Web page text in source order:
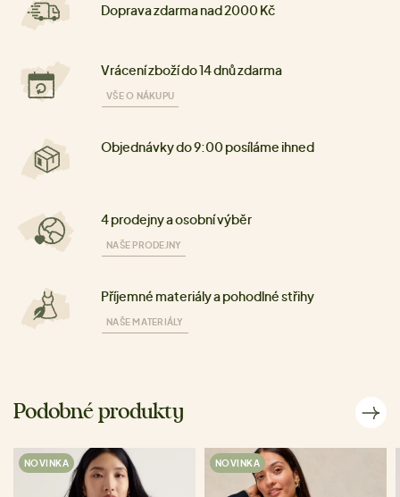
Doprava zdarma nad 2000 Kč
Vrácení zboží do 14 dnů zdarma
VŠE O NÁKUPU
Objednávky do 9:00 posíláme ihned
4 prodejny a osobní výběr
NAŠE PRODEJNY
Příjemné materiály a pohodlné střihy
NAŠE MATERIÁLY
Podobné produkty
NOVINKA NOVINKA